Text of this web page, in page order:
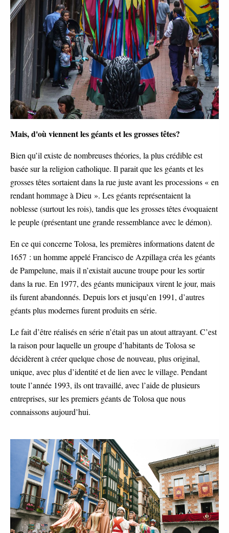
Mais, d'où viennent les géants et les grosses têtes?
Bien qu’il existe de nombreuses théories, la plus crédible est
basée sur la religion catholique. Il parait que les géants et les
grosses têtes sortaient dans la rue juste avant les processions « en
rendant hommage à Dieu ». Les géants représentaient la
noblesse (surtout les rois), tandis que les grosses têtes évoquaient
le peuple (présentant une grande ressemblance avec le démon).
En ce qui concerne Tolosa, les premières informations datent de
1657 : un homme appelé Francisco de Azpillaga créa les géants
de Pampelune, mais il n’existait aucune troupe pour les sortir
dans la rue. En 1977, des géants municipaux virent le jour, mais
ils furent abandonnés. Depuis lors et jusqu’en 1991, d’autres
géants plus modernes furent produits en série.
Le fait d’être réalisés en série n’était pas un atout attrayant. C’est
la raison pour laquelle un groupe d’habitants de Tolosa se
décidèrent à créer quelque chose de nouveau, plus original,
unique, avec plus d’identité et de lien avec le village. Pendant
toute l’année 1993, ils ont travaillé, avec l’aide de plusieurs
entreprises, sur les premiers géants de Tolosa que nous
connaissons aujourd’hui.